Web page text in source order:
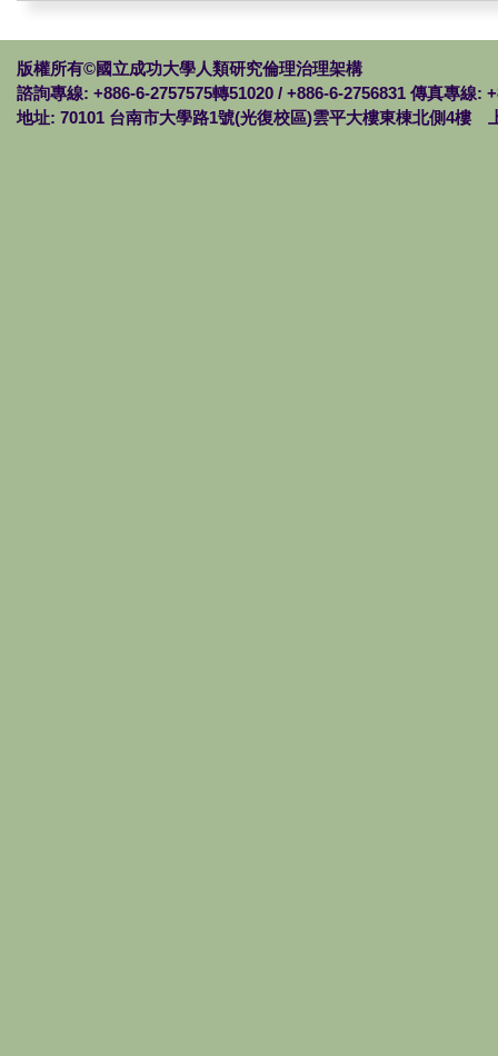
版權所有©國立成功大學人類研究倫理治理架構
諮詢專線: +886-6-2757575轉51020 / +886-6-2756831 傳真專
地址: 70101 台南市大學路1號(光復校區)雲平大樓東棟北側4樓